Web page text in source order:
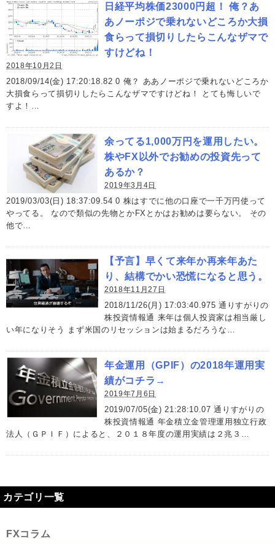
日経平均株価23000円超！ 俺？あ
あノーポジで乗れないどころか大損
食らって損切りしたらこんなザマで
すけどね！
2018年10月2日
2018/09/14(金) 17:20:18.82 0 俺？ ああノーポジで乗れないどころか
大損食らって損切りしたらこんなザマですけどね！ とても悔しいで
すよ！…
余ってる1,000万円を運用したい。
株やFX以外でお勧めの投資先って
あるか？
2019年3月4日
2019/03/03(日) 18:37:09.54 0 株はすでに他の口座で一千万円使って
やってる。 なので類似の先物とかFXとかはお勧めは要らない。 その
他で…
【予言】早くて来年か再来年あた
り、結構でかい恐慌になると思う。
2018年11月27日
2018/11/26(月) 17:03:40.975 通りすがりの
株投資情報通 来年は個人投資家は相当厳し
い年になりそう まず米国のリセッションは始まるだろうな…
年金運用（GPIF）の2018年運用実
績がコチラ→
2019年7月6日
2019/07/05(金) 21:28:10.07 通りすがりの
株投資情報通 年金積立金管理運用独立行政
法人（ＧＰＩＦ）によると、２０１８年度の運用実績は２兆３…
カテゴリ一覧
FXコラム